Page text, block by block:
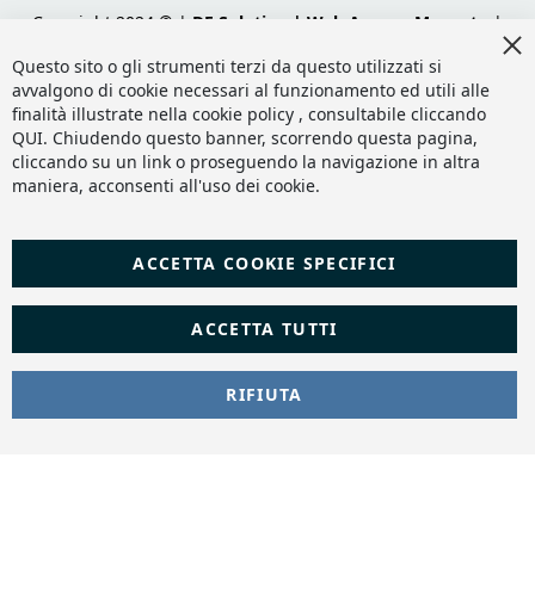
Copyright 2024 © | DF Solution | Web Agency Magento
|
Questo sito o gli strumenti terzi da questo utilizzati si
avvalgono di cookie necessari al funzionamento ed utili alle
finalità illustrate nella cookie policy , consultabile cliccando
QUI. Chiudendo questo banner, scorrendo questa pagina,
cliccando su un link o proseguendo la navigazione in altra
maniera, acconsenti all'uso dei cookie.
ACCETTA TUTTI
ACCETTA COOKIE SPECIFICI
RIFIUTA